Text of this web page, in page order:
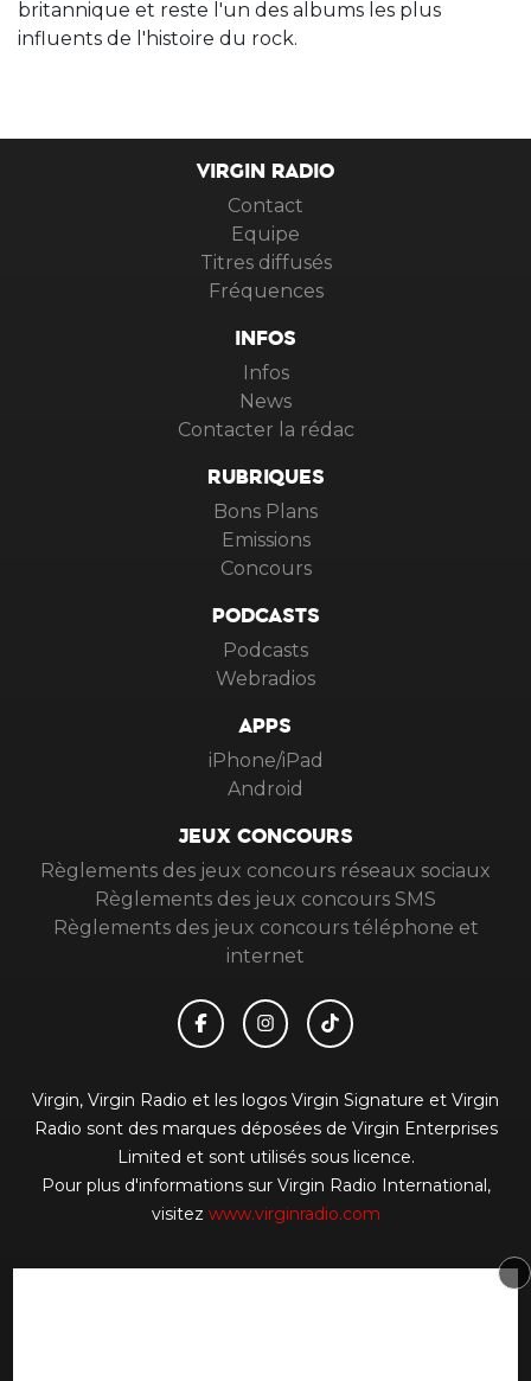
britannique et reste l'un des albums les plus
influents de l'histoire du rock.
VIRGIN RADIO
Contact
Equipe
Titres diffusés
Fréquences
INFOS
Infos
News
Contacter la rédac
RUBRIQUES
Bons Plans
Emissions
Concours
PODCASTS
Podcasts
Webradios
APPS
iPhone/iPad
Android
JEUX CONCOURS
Règlements des jeux concours réseaux sociaux
Règlements des jeux concours SMS
Règlements des jeux concours téléphone et
internet
Virgin, Virgin Radio et les logos Virgin Signature et Virgin
Radio sont des marques déposées de Virgin Enterprises
Limited et sont utilisés sous licence.
Pour plus d'informations sur Virgin Radio International,
visitez www.virginradio.com